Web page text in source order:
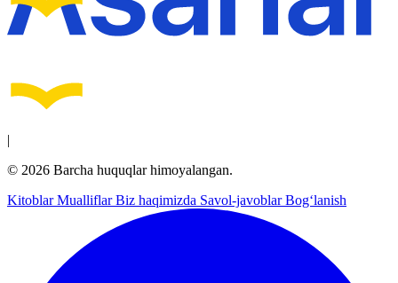
|
© 2026 Barcha huquqlar himoyalangan.
KitoblarMualliflarBiz haqimizda Savol-javoblarBog‘lanish